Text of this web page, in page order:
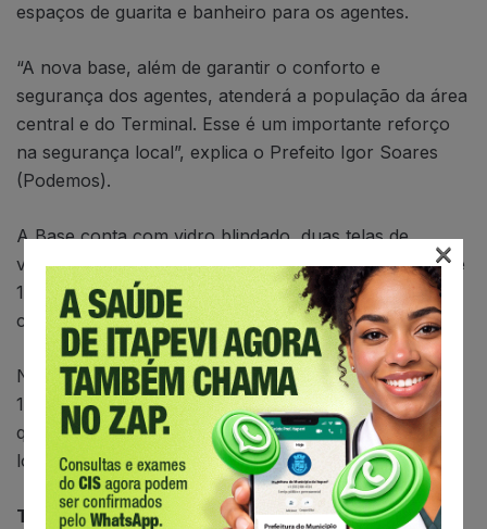
espaços de guarita e banheiro para os agentes.
“A nova base, além de garantir o conforto e
segurança dos agentes, atenderá a população da área
central e do Terminal. Esse é um importante reforço
na segurança local”, explica o Prefeito Igor Soares
(Podemos).
A Base conta com vidro blindado, duas telas de
videomonitoramento, uma de 40 polegadas e outra de
17 para operar as câmeras instaladas no Terminal
com ponto de internet.
Nesse local, atuam três GCMs escalados em turno de
12 por 36 horas, com apoio da Base Móvel com mais
quatro guardas atuando em patrulhamento na
localidade central e a pé.
Terminal vigiado por câmeras de alta tecnologia
×